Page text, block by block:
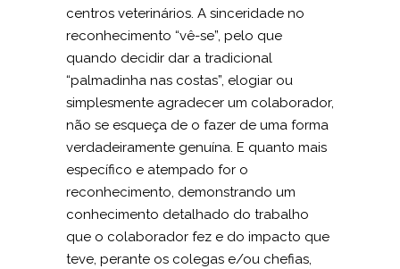
centros veterinários. A sinceridade no
reconhecimento “vê-se”, pelo que
quando decidir dar a tradicional
“palmadinha nas costas”, elogiar ou
simplesmente agradecer um colaborador,
não se esqueça de o fazer de uma forma
verdadeiramente genuína. E quanto mais
específico e atempado for o
reconhecimento, demonstrando um
conhecimento detalhado do trabalho
que o colaborador fez e do impacto que
teve, perante os colegas e/ou chefias,